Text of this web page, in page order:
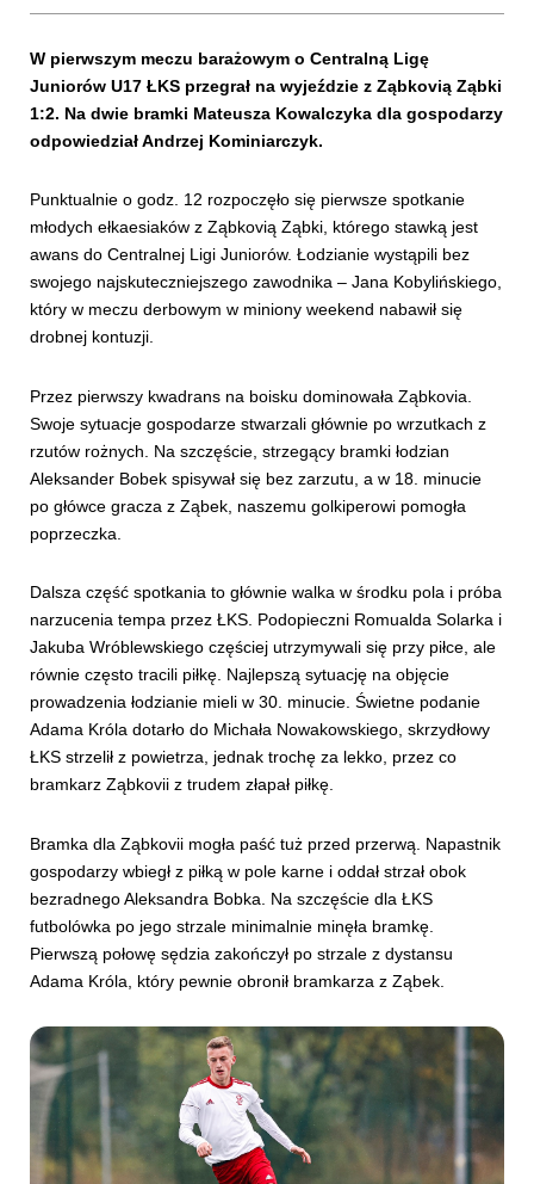
W pierwszym meczu barażowym o Centralną Ligę
Juniorów U17 ŁKS przegrał na wyjeździe z Ząbkovią Ząbki
1:2. Na dwie bramki Mateusza Kowalczyka dla gospodarzy
odpowiedział Andrzej Kominiarczyk.
Punktualnie o godz. 12 rozpoczęło się pierwsze spotkanie
młodych ełkaesiaków z Ząbkovią Ząbki, którego stawką jest
awans do Centralnej Ligi Juniorów. Łodzianie wystąpili bez
swojego najskuteczniejszego zawodnika – Jana Kobylińskiego,
który w meczu derbowym w miniony weekend nabawił się
drobnej kontuzji.
Przez pierwszy kwadrans na boisku dominowała Ząbkovia.
Swoje sytuacje gospodarze stwarzali głównie po wrzutkach z
rzutów rożnych. Na szczęście, strzegący bramki łodzian
Aleksander Bobek spisywał się bez zarzutu, a w 18. minucie
po główce gracza z Ząbek, naszemu golkiperowi pomogła
poprzeczka.
Dalsza część spotkania to głównie walka w środku pola i próba
narzucenia tempa przez ŁKS. Podopieczni Romualda Solarka i
Jakuba Wróblewskiego częściej utrzymywali się przy piłce, ale
równie często tracili piłkę. Najlepszą sytuację na objęcie
prowadzenia łodzianie mieli w 30. minucie. Świetne podanie
Adama Króla dotarło do Michała Nowakowskiego, skrzydłowy
ŁKS strzelił z powietrza, jednak trochę za lekko, przez co
bramkarz Ząbkovii z trudem złapał piłkę.
Bramka dla Ząbkovii mogła paść tuż przed przerwą. Napastnik
gospodarzy wbiegł z piłką w pole karne i oddał strzał obok
bezradnego Aleksandra Bobka. Na szczęście dla ŁKS
futbolówka po jego strzale minimalnie minęła bramkę.
Pierwszą połowę sędzia zakończył po strzale z dystansu
Adama Króla, który pewnie obronił bramkarza z Ząbek.